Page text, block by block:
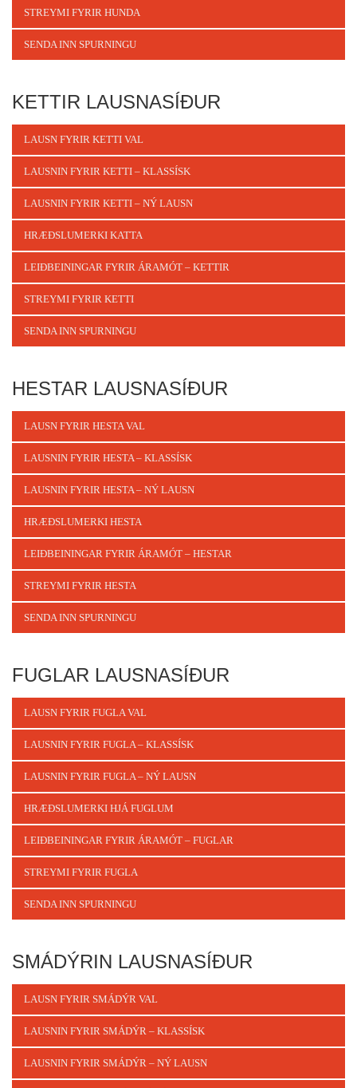
STREYMI FYRIR HUNDA
SENDA INN SPURNINGU
KETTIR LAUSNASÍÐUR
LAUSN FYRIR KETTI VAL
LAUSNIN FYRIR KETTI – KLASSÍSK
LAUSNIN FYRIR KETTI – NÝ LAUSN
HRÆÐSLUMERKI KATTA
LEIÐBEININGAR FYRIR ÁRAMÓT – KETTIR
STREYMI FYRIR KETTI
SENDA INN SPURNINGU
HESTAR LAUSNASÍÐUR
LAUSN FYRIR HESTA VAL
LAUSNIN FYRIR HESTA – KLASSÍSK
LAUSNIN FYRIR HESTA – NÝ LAUSN
HRÆÐSLUMERKI HESTA
LEIÐBEININGAR FYRIR ÁRAMÓT – HESTAR
STREYMI FYRIR HESTA
SENDA INN SPURNINGU
FUGLAR LAUSNASÍÐUR
LAUSN FYRIR FUGLA VAL
LAUSNIN FYRIR FUGLA – KLASSÍSK
LAUSNIN FYRIR FUGLA – NÝ LAUSN
HRÆÐSLUMERKI HJÁ FUGLUM
LEIÐBEININGAR FYRIR ÁRAMÓT – FUGLAR
STREYMI FYRIR FUGLA
SENDA INN SPURNINGU
SMÁDÝRIN LAUSNASÍÐUR
LAUSN FYRIR SMÁDÝR VAL
LAUSNIN FYRIR SMÁDÝR – KLASSÍSK
LAUSNIN FYRIR SMÁDÝR – NÝ LAUSN